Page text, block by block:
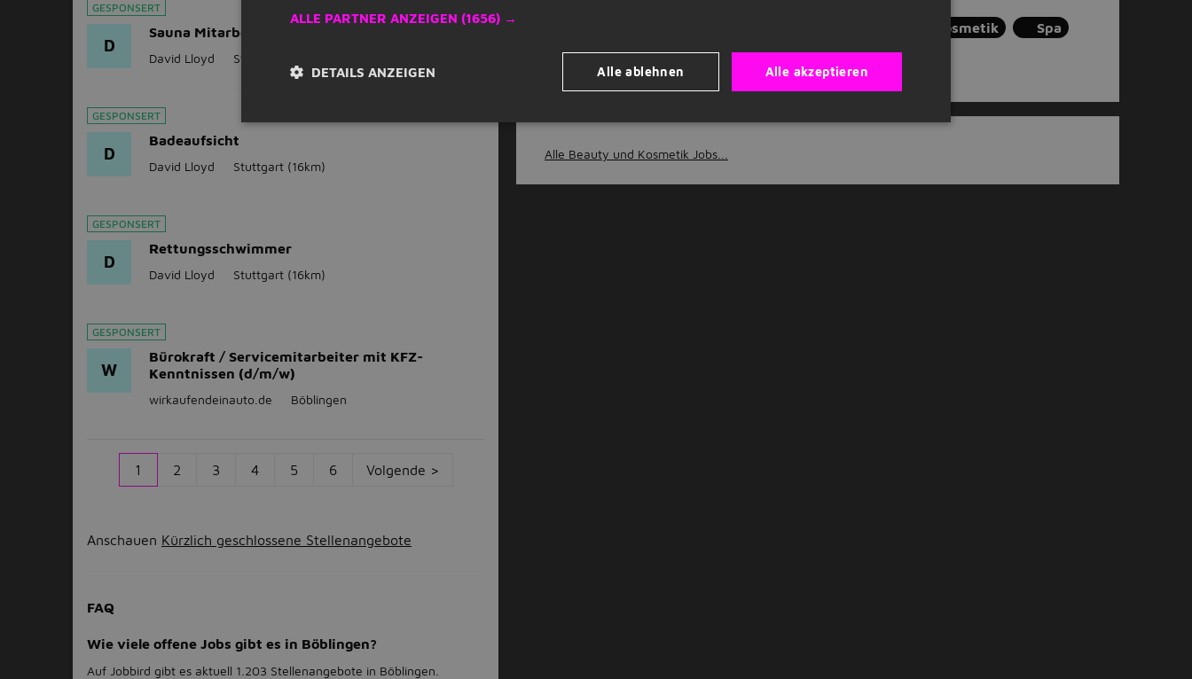
GESPONSERT
D
Sauna Mitarbeiter (m/w/d)
David Lloyd Stuttgart
GESPONSERT
D
Badeaufsicht
David Lloyd Stuttgart (16km)
GESPONSERT
D
Rettungsschwimmer
David Lloyd Stuttgart (16km)
GESPONSERT
W
Bürokraft / Servicemitarbeiter mit KFZ-
Kenntnissen (d/m/w)
wirkaufendeinauto.de Böblingen
1 2 3 4 5 6 Volgende >
Anschauen Kürzlich geschlossene Stellenangebote
FAQ
Wie viele offene Jobs gibt es in Böblingen?
Auf Jobbird gibt es aktuell 1.203 Stellenangebote in Böblingen.
Beauty und Kosmetik
Spa
Club
Fitnessstudio
Alle Beauty und Kosmetik Jobs...
ALLE PARTNER ANZEIGEN (1656) →
Alle akzeptieren
Alle ablehnen
DETAILS ANZEIGEN